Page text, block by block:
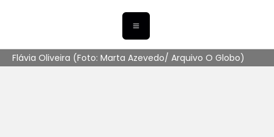
Flávia Oliveira (Foto: Marta Azevedo/ Arquivo O Globo)